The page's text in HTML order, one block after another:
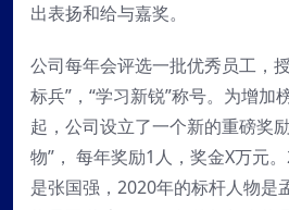
出表扬和给与嘉奖。
公司每年会评选一批优秀员工，
标兵”，“学习新锐”称号。为增加
起，公司设立了一个新的重磅奖
物”， 每年奖励1人，奖金X万元
是张国强，2020年的标杆人物是